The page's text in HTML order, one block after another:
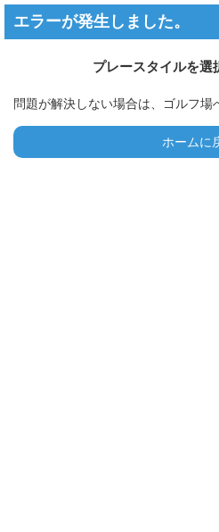
エラーが発生しました。
プレースタイルを選
問題が解決しない場合は、ゴルフ場
ホームに